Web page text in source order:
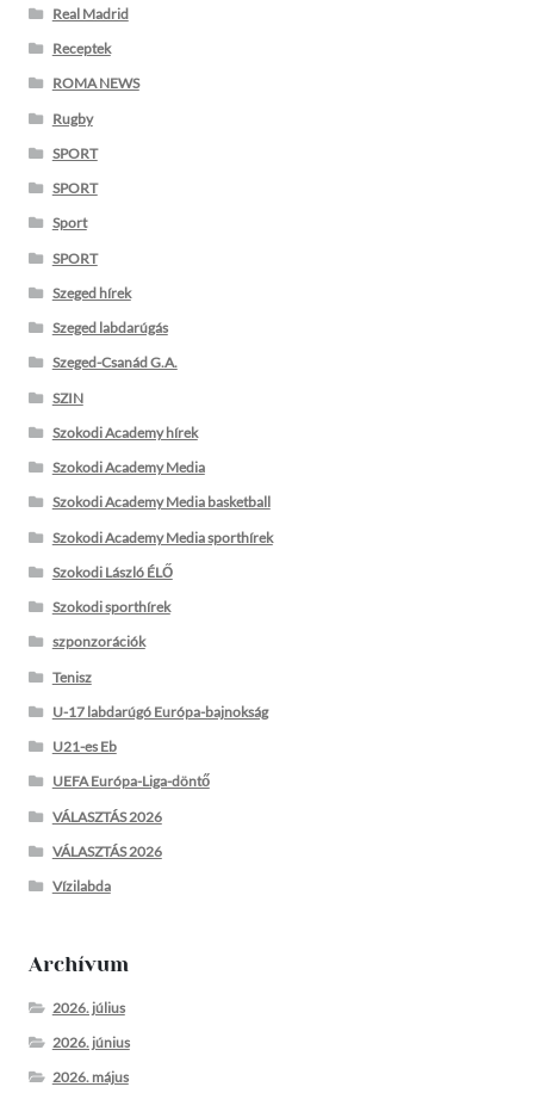
Real Madrid
Receptek
ROMA NEWS
Rugby
SPORT
SPORT
Sport
SPORT
Szeged hírek
Szeged labdarúgás
Szeged-Csanád G.A.
SZIN
Szokodi Academy hírek
Szokodi Academy Media
Szokodi Academy Media basketball
Szokodi Academy Media sporthírek
Szokodi László ÉLŐ
Szokodi sporthírek
szponzorációk
Tenisz
U-17 labdarúgó Európa-bajnokság
U21-es Eb
UEFA Európa-Liga-döntő
VÁLASZTÁS 2026
VÁLASZTÁS 2026
Vízilabda
Archívum
2026. július
2026. június
2026. május